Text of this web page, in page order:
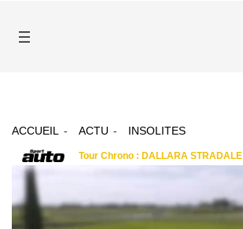
ACCUEIL ACTU INSOLITES